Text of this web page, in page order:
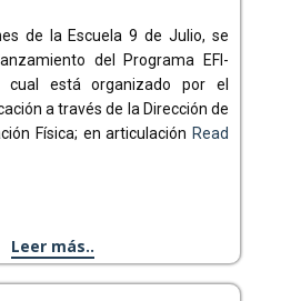
de la Escuela 9 de Julio, se
del Programa EFI-
cual está organizado por el
a través de la Dirección de
Física; en articulación Read
Leer más..